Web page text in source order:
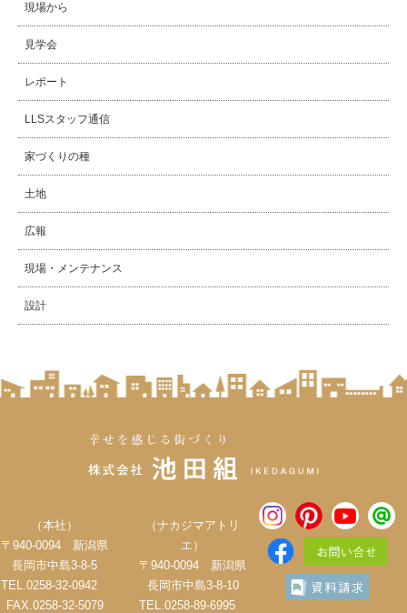
現場から
見学会
レポート
LLSスタッフ通信
家づくりの種
土地
広報
現場・メンテナンス
設計
（本社）
〒940-0094 新潟県
長岡市中島3-8-5
TEL.0258-32-0942
FAX.0258-32-5079
（ナカジマアトリ
エ）
〒940-0094 新潟県
長岡市中島3-8-10
TEL.0258-89-6995